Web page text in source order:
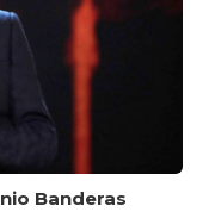
Banderas